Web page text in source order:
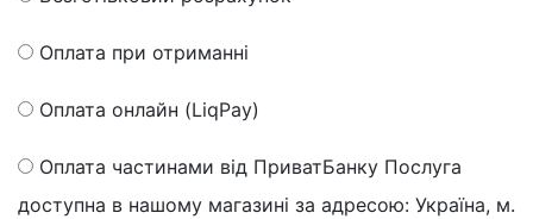
Оплата при отриманні
Оплата онлайн (LiqPay)
Оплата частинами від ПриватБанку Послуга
доступна в нашому магазині за адресою: Україна, м.